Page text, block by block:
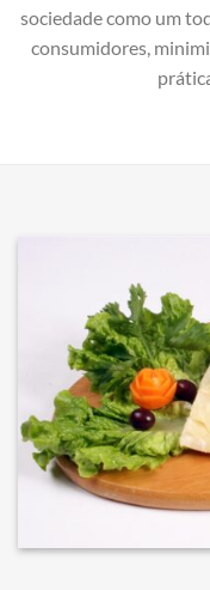
sociedade como um
consumidores,